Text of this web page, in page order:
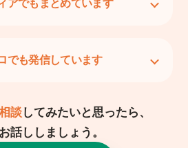
アでもまとめています
でも発信しています
談してみたいと思ったら、
話ししましょう。